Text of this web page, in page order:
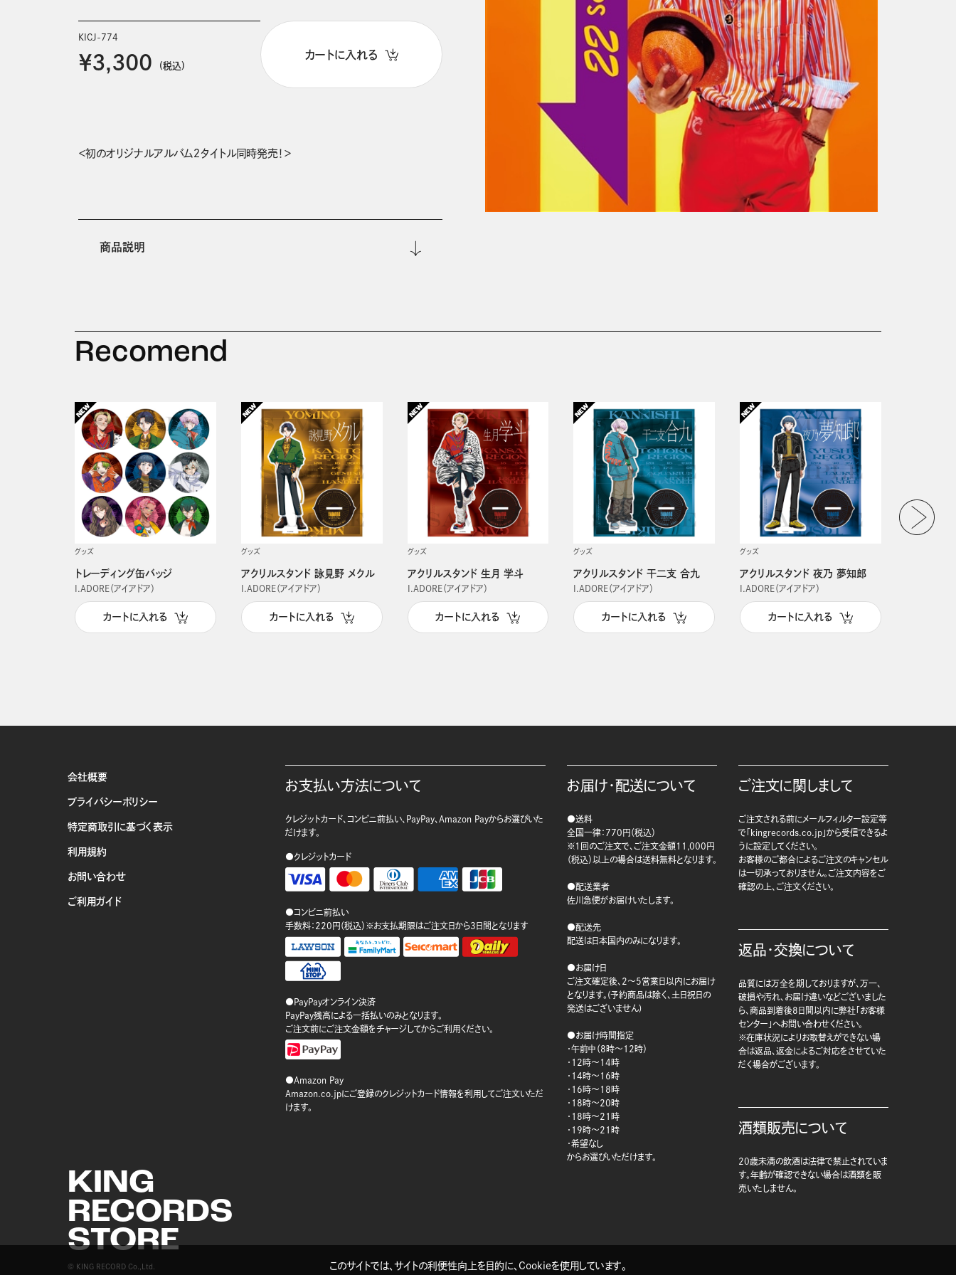
KICJ-774
￥3,300 (税込)
カートに入れる
＜初のオリジナルアルバム２タイトル同時発売！＞
商品説明
Recomend
グッズ
トレーディング缶バッジ
I.ADORE（アイアドア）
カートに入れる
グッズ
アクリルスタンド 詠見野 メクル
I.ADORE（アイアドア）
カートに入れる
グッズ
アクリルスタンド 生月 学斗
I.ADORE（アイアドア）
カートに入れる
グッズ
アクリルスタンド 干二支 合九
I.ADORE（アイアドア）
カートに入れる
グッズ
アクリルスタンド 夜乃 夢知郎
I.ADORE（アイアドア）
カートに入れる
会社概要
プライバシーポリシー
特定商取引に基づく表示
利用規約
お問い合わせ
ご利用ガイド
KING
RECORDS
STORE
© KING RECORD Co.,Ltd.
お支払い方法について
クレジットカード、コンビニ前払い、PayPay、Amazon Payからお選びいた
だけます。
●クレジットカード
●コンビニ前払い
手数料：220円（税込）※お支払期限はご注文日から3日間となります
●PayPayオンライン決済
PayPay残高による一括払いのみとなります。
ご注文前にご注文金額をチャージしてからご利用ください。
●Amazon Pay
Amazon.co.jpにご登録のクレジットカード情報を利用してご注文いただ
けます。
お届け・配送について
●送料
全国一律：770円（税込）
※1回のご注文で、ご注文金額11,000円
（税込）以上の場合は送料無料となります。
●配送業者
佐川急便がお届けいたします。
●配送先
配送は日本国内のみになります。
●お届け日
ご注文確定後、2～5営業日以内にお届け
となります。(予約商品は除く、土日祝日の
発送はございません)
●お届け時間指定
・午前中（8時～12時）
・12時～14時
・14時～16時
・16時～18時
・18時～20時
・18時～21時
・19時～21時
・希望なし
からお選びいただけます。
ご注文に関しまして
ご注文される前にメールフィルター設定等
で「kingrecords.co.jp」から受信できるよ
うに設定してください。
お客様のご都合によるご注文のキャンセル
は一切承っておりません。ご注文内容をご
確認の上、ご注文ください。
返品・交換について
品質には万全を期しておりますが、万一、
破損や汚れ、お届け違いなどございました
ら、商品到着後8日間以内に弊社「お客様
センター」へお問い合わせください。
※在庫状況によりお取替えができない場
合は返品、返金によるご対応をさせていた
だく場合がございます。
酒類販売について
20歳未満の飲酒は法律で禁止されていま
す。年齢が確認できない場合は酒類を販
売いたしません。
このサイトでは、サイトの利便性向上を目的に、Cookieを使用しています。